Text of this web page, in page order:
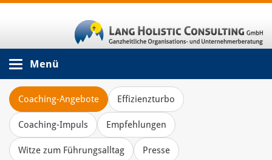
Menü
Coaching-Angebote Effizienzturbo
Coaching-Impuls Empfehlungen
Witze zum Führungsalltag Presse